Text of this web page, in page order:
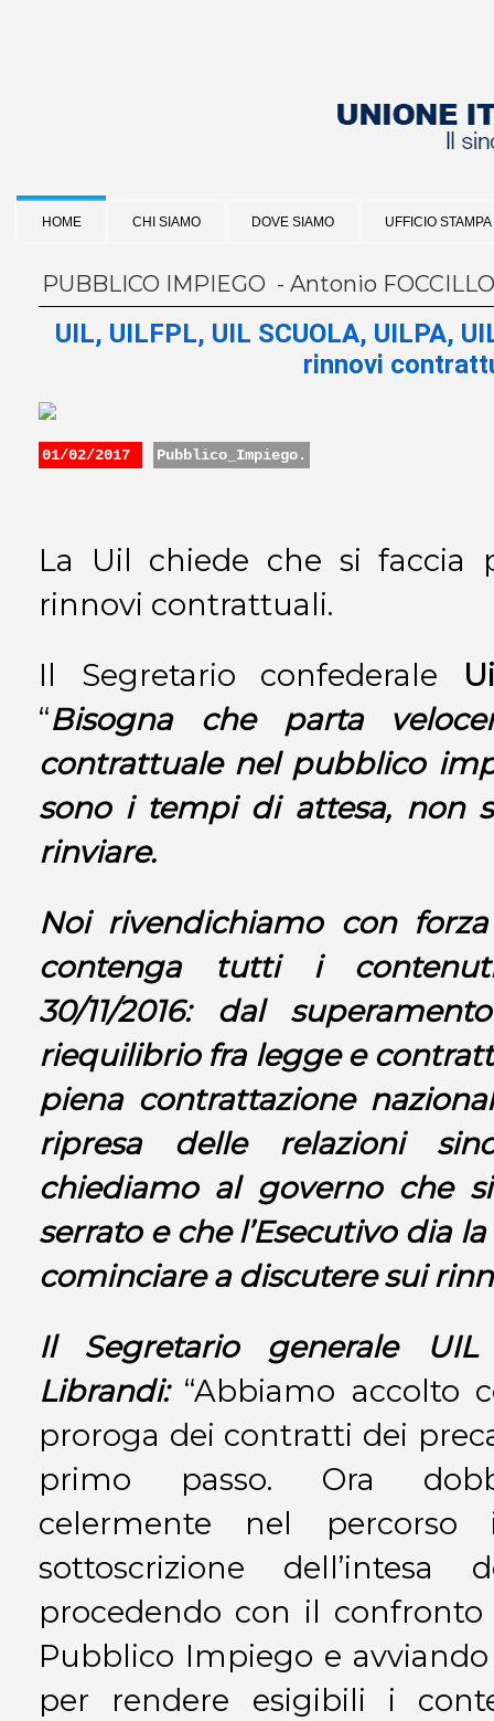
HOME CHI SIAMO DOVE SIAMO UFFICIO STAMPA
PUBBLICO IMPIEGO - Antonio FOCCILLO
UIL, UILFPL, UIL SCUOLA, UILPA,
rinnovi
01/02/2017 Pubblico_Impiego.
La Uil chiede che si faccia
rinnovi contrattuali.
Il Segretario confederale
“Bisogna che parta
contrattuale nel pubblico
sono i tempi di attesa, non
rinviare.
Noi rivendichiamo con
contenga tutti i
30/11/2016: dal
riequilibrio fra legge e
piena contrattazione
ripresa delle relazioni
chiediamo al governo che
serrato e che l’Esecutivo dia
cominciare a discutere sui
Il Segretario generale
Librandi: “Abbiamo accolto
proroga dei contratti dei
primo passo. Ora
celermente nel percorso
sottoscrizione dell’intesa
procedendo con il
Pubblico Impiego e
per rendere esigibili i